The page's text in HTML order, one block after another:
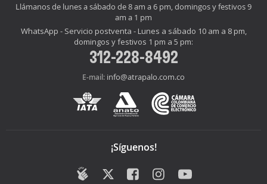
Llámanos de lunes a sábado de 8 am a 6 pm, domingos y festivos 9
am a 1 pm
WhatsApp - Servicio postventa - Lunes a sábado 10 am a 8 pm,
domingos y festivos 1 pm a 5 pm:
312-228-8492
E-mail: info@atrapalo.com.co
¡Síguenos!